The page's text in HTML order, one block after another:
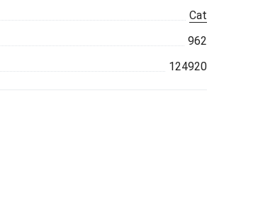
Cat
962
124920